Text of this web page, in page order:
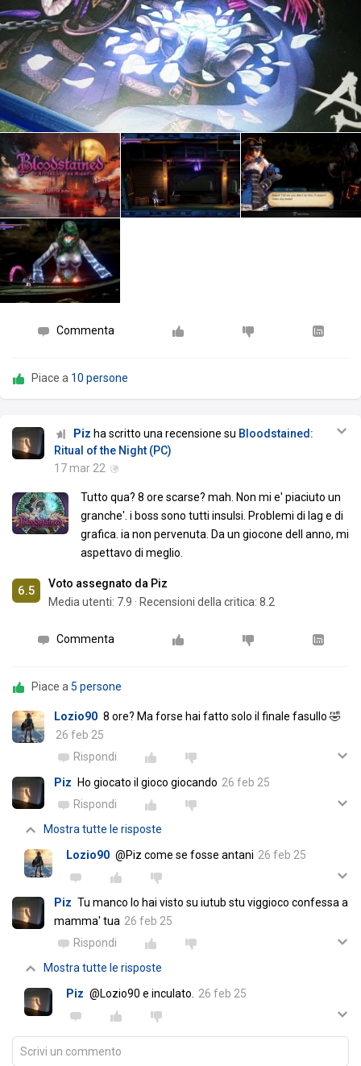
Commenta
Piace a 10 persone
Piz ha scritto una recensione su Bloodstained:
Ritual of the Night (PC)
17 mar 22
Tutto qua? 8 ore scarse? mah. Non mi e' piaciuto un
granche'. i boss sono tutti insulsi. Problemi di lag e di
grafica. ia non pervenuta. Da un giocone dell anno, mi
aspettavo di meglio.
6.5
Voto assegnato da Piz
Media utenti: 7.9 · Recensioni della critica: 8.2
Commenta
Piace a5 persone
Lozio90 8 ore? Ma forse hai fatto solo il finale fasullo 🤣
26 feb 25
Rispondi
Piz
Ho giocato il gioco giocando 26 feb 25
Rispondi
Mostra tutte le risposte
Lozio90 @Piz come se fosse antani 26 feb 25
Piz Tu manco lo hai visto su iutub stu viggioco confessa a
mamma' tua 26 feb 25
Rispondi
Mostra tutte le risposte
Piz @Lozio90 e inculato. 26 feb 25
Scrivi un commento